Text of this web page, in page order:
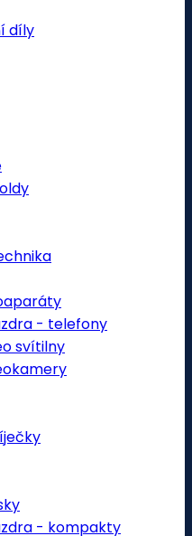
díly
- telefony
svítilny
- kompakty